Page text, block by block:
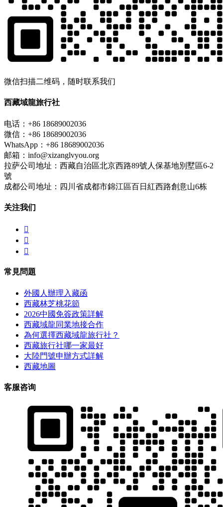
微信扫描二维码，随时联系我们
西藏域龍旅行社
电话：+86 18689002036
微信：+86 18689002036
WhatsApp：+86 18689002036
邮箱：info@xizanglvyou.org
拉萨公司地址：西藏自治區北京西路89號人保基地別墅區6-2
號
成都公司地址：四川省成都市錦江區百日紅西路創意山6栋
关注我们



常見問題
外國人辦理入藏函
西藏林芝桃花節
2026中國免簽政策詳解
西藏域龍同業地接合作
為何選擇西藏域龍旅行社？
西藏旅行社哪一家最好
大陸門號申辦方式詳解
西藏地圖
客服咨询